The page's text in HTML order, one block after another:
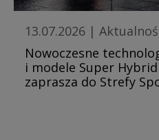
13.07.2026 |
Nowoczesne
i modele Super Hybrid
zaprasza do Strefy